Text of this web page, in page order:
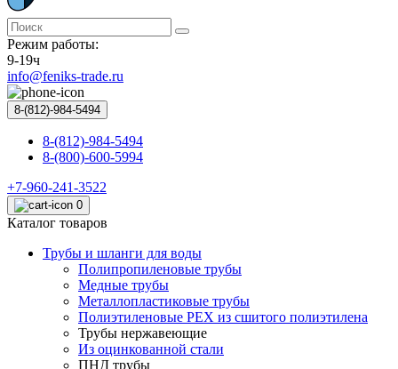
Режим работы:
9-19ч
info@feniks-trade.ru
8-(812)-984-5494
8-(812)-984-5494
8-(800)-600-5994
+7-960-241-3522
0
Каталог товаров
Трубы и шланги для воды
Полипропиленовые трубы
Медные трубы
Металлопластиковые трубы
Полиэтиленовые PEX из сшитого полиэтилена
Трубы нержавеющие
Из оцинкованной стали
ПНД трубы